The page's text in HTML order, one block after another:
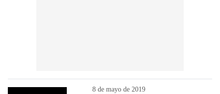
8 de mayo de 2019